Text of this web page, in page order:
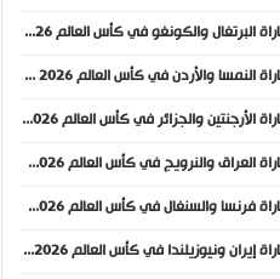
موعد مباراة البرتغال والكونغو في كأس العالم 2026 والقنوات الناقلة
موعد مباراة النمسا والأردن في كأس العالم 2026 والقنوات الناقلة
موعد مباراة الأرجنتين والجزائر في كأس العالم 2026 والقنوات الناقلة
موعد مباراة العراق والنرويج في كأس العالم 2026 والقنوات الناقلة
موعد مباراة فرنسا والسنغال في كأس العالم 2026 والقنوات الناقلة
موعد مباراة إيران ونيوزيلندا في كأس العالم 2026 والقنوات الناقلة